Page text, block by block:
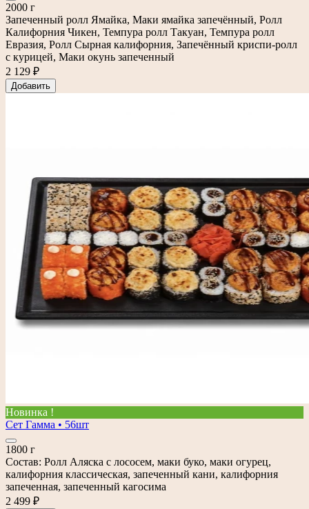
2000 г
Запеченный ролл Ямайка, Маки ямайка запечённый, Ролл
Калифорния Чикен, Темпура ролл Такуан, Темпура ролл
Евразия, Ролл Сырная калифорния, Запечённый криспи-ролл
с курицей, Маки окунь запеченный
2 129 ₽
Добавить
Новинка !
Сет Гамма • 56шт
1800 г
Состав: Ролл Аляска с лососем, маки буко, маки огурец,
калифорния классическая, запеченный кани, калифорния
запеченная, запеченный кагосима
2 499 ₽